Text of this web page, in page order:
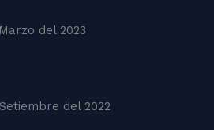
del 2023
del 2022